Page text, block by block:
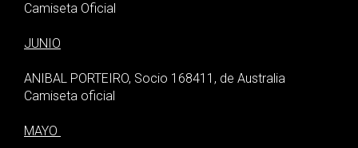
Camiseta Oficial
JUNIO
ANIBAL PORTEIRO, Socio 168411, de Australia
Camiseta oficial
MAYO